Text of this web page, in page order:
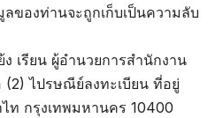
ของท่านจะถูกเก็บเป็นความลับ
เรียน ผู้อำนวยการสำนักงาน
(2) ไปรษณีย์ลงทะเบียน ที่อยู่
ท กรุงเทพมหานคร 10400